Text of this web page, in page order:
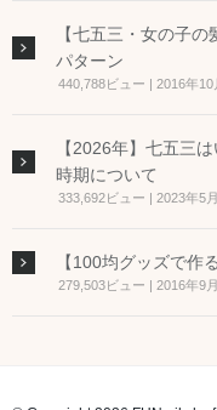
【七五三・女の子
パターン
440,788ビュー | 2016年10
【2026年】七五三
時期について
333,692ビュー | 2023年5
【100均グッズで作
279,503ビュー | 2016年9